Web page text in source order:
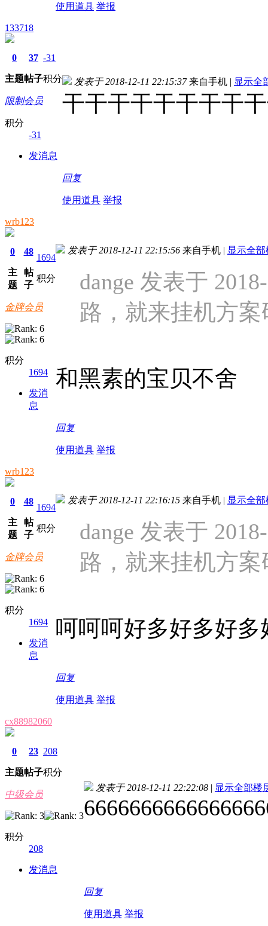
使用道具 举报
133718
0
主题
37
帖子
-31
积分
限制会员
积分
-31
发消息
发表于 2018-12-11 22:15:37 来自手机 | 显示全
干干干干干干干干
回复
使用道具 举报
wrb123
0
主
题
48
帖
子
1694
积分
金牌会员
积分
1694
发消
息
发表于 2018-12-11 22:15:56 来自手机 | 显示全部
dange 发表于
路，就来挂机方
和黑素的宝贝不舍
回复
使用道具 举报
wrb123
0
主
题
48
帖
子
1694
积分
金牌会员
积分
1694
发消
息
发表于 2018-12-11 22:16:15 来自手机 | 显示全部
dange 发表于
路，就来挂机方
呵呵呵好多好多好多
回复
使用道具 举报
cx88982060
0
主题
23
帖子
208
积分
中级会员
积分
208
发消息
发表于 2018-12-11 22:22:08 | 显示全部楼
回复
使用道具 举报